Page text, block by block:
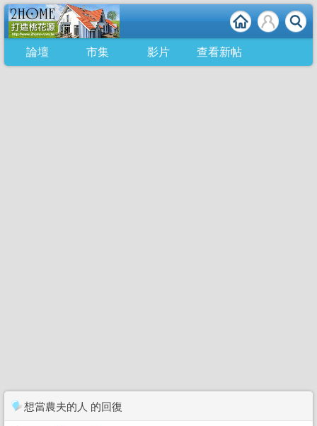
論壇 市集 影片 查看新帖
想當農夫的人 的回復